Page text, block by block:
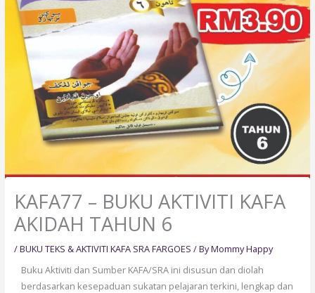
KAFA77 – BUKU AKTIVITI KAFA
AKIDAH TAHUN 6
/BUKU TEKS & AKTIVITI KAFA SRA FARGOES / ByMommy Happy
Buku Aktiviti dan Sumber KAFA/SRA ini disusun dan diolah
berdasarkan kesepaduan sukatan pelajaran terkini, lengkap dan